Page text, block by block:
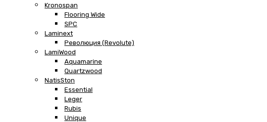
Kronospan
Flooring Wide
SPC
Laminext
Революция (Revolute)
LamiWood
Aquamarine
Quartzwood
NatisSton
Essential
Leger
Rubis
Unique